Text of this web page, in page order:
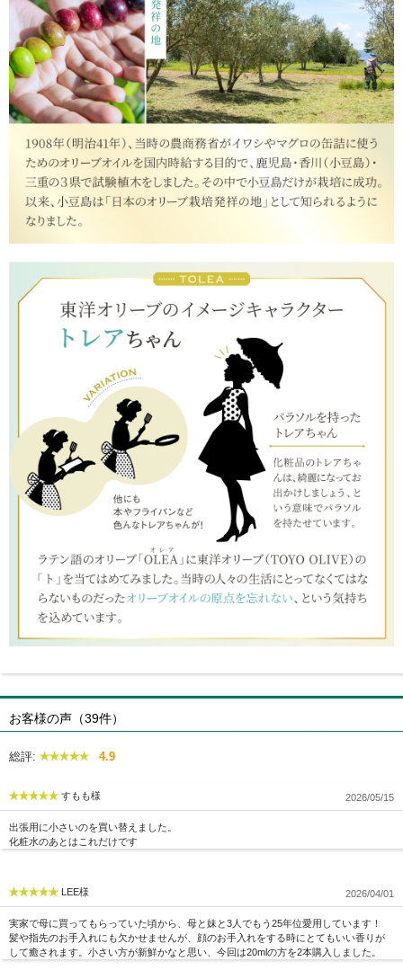
お客様の声（39件）
総評: 4.9
すもも様 2026/05/15
出張用に小さいのを買い替えました。
化粧水のあとはこれだけです
LEE様 2026/04/01
実家で母に買ってもらっていた頃から、母と妹と3人でもう25年位愛用しています！
髪や指先のお手入れにも欠かせませんが、顔のお手入れをする時にとてもいい香りが
して癒されます。小さい方が新鮮かなと思い、今回は20mlの方を2本購入しました。